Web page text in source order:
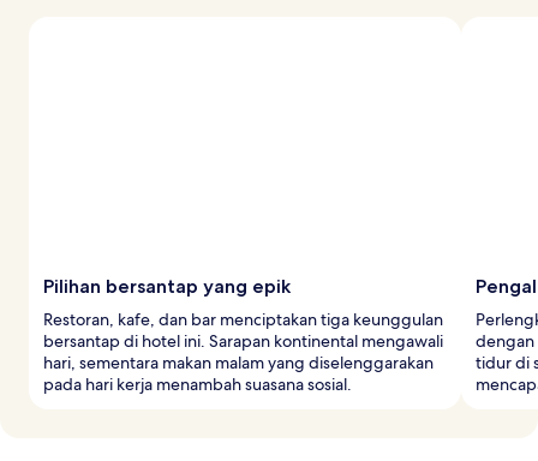
Pilihan bersantap yang epik
Restoran, kafe, dan bar menciptakan tiga keunggulan
bersantap di hotel ini. Sarapan kontinental mengawali
hari, sementara makan malam yang diselenggarakan
pada hari kerja menambah suasana sosial.
dengan
tidur di